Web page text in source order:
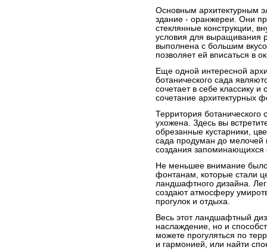
Основным архитектурным
здание - оранжереи. Они
стеклянные конструкции,
условия для выращивания
выполнена с большим
позволяет ей вписаться в
Еще одной интересной
ботанического сада
сочетает в себе классику
сочетание архитектурных
Территория
ухожена. Здесь вы
обрезанные кустарники,
сада продуман до мелочей
создания
Не меньшее внимание
фонтанам, которые стали
ландшафтного дизайна.
создают атмосферу
прогулок и отдыха.
Весь этот ландшафтный
наслаждение, но и
можете прогуляться по
и гармонией, или найти